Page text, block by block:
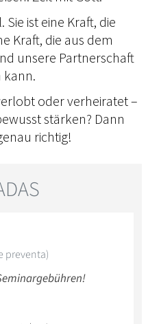
Sie ist eine Kraft, die
Kraft, die aus dem
unsere Partnerschaft
kann.
oder verheiratet –
stärken? Dann
richtig!